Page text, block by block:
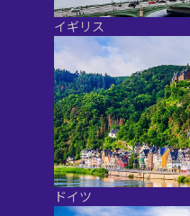
イギリス
ドイツ